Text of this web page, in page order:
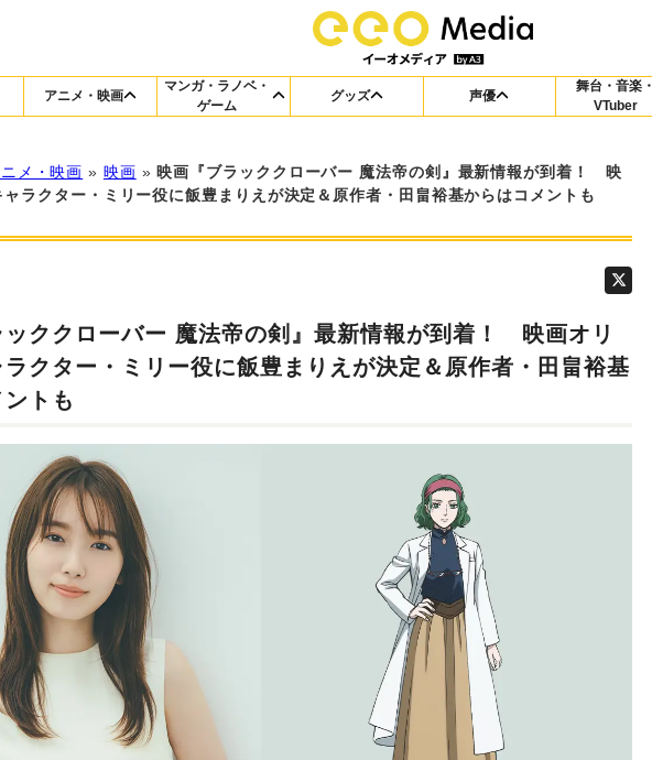
アニメ・映画
マンガ・ラノベ・
ゲーム
グッズ 声優
舞台・音楽・
VTuber
メ・映画 » 映画 » 映画『ブラッククローバー 魔法帝の剣』最新情報が到着！ 映
ラクター・ミリー役に飯豊まりえが決定＆原作者・田畠裕基からはコメントも
ッククローバー 魔法帝の剣』最新情報が到着！ 映画オリ
ラクター・ミリー役に飯豊まりえが決定＆原作者・田畠裕基
トも